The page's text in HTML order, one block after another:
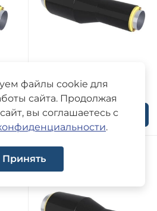
12 463 ₽
файлы cookie для
сайта. Продолжая
вы соглашаетесь с
.
Принять